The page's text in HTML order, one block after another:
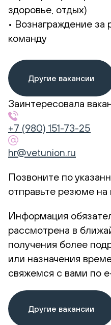
здоровье, отдых)
• Вознаграждение
команду
Другие вакансии
Заинтересовала
+7 (980) 151-73-25
hr@vetunion.ru
Позвоните по
отправьте резюме на
Информация
рассмотрена в
получения более
или назначения
свяжемся с вами по
Другие вакансии